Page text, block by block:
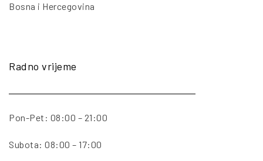
Bosna i Hercegovina
Radno vrijeme
Pon-Pet: 08:00 – 21:00
Subota: 08:00 – 17:00